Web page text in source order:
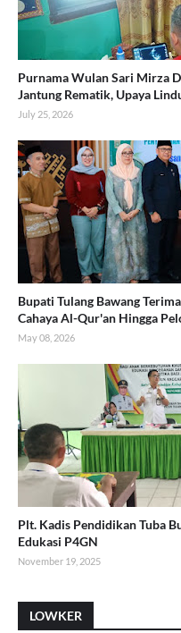
Purnama Wulan Sari Mirza
Jantung Rematik, Upaya
July 25, 2026
Bupati Tulang Bawang
Cahaya Al-Qur'an Hingga
May 08, 2026
Plt. Kadis Pendidikan Tuba
Edukasi P4GN
November 19, 2025
LOWKER